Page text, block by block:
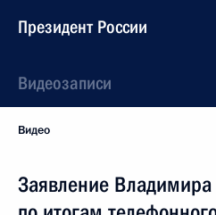
Президент России
Видеозаписи
Видео
Заявление